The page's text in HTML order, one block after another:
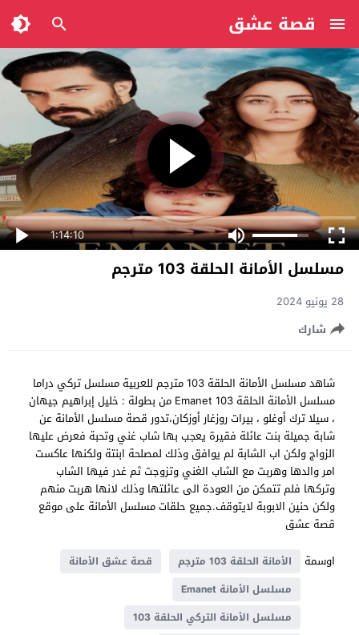
قصة عشق
1:14:10
مسلسل الأمانة الحلقة 103 مترجم
28 يونيو 2024
شارك
شاهد مسلسل الأمانة الحلقة 103 مترجم للعربية مسلسل تركي دراما
مسلسل الأمانة الحلقة 103 Emanet من بطولة : خليل إبراهيم جيهان
، سيلا ترك أوغلو ، بيرات روزغار أوزكان،تدور قصة مسلسل الأمانة عن
شابة جميلة بنت عائلة فقيرة يعجب بها شاب غني وتحبة فعرض عليها
الزواج ولكن اب الشابة لم يوافق وذلك لمصلحة ابنتة ولكنها عاكست
امر والدها وهربت مع الشاب الغني وتزوجت ثم غدر فيها الشاب
وتركها فلم تتمكن من العودة الى عائلتها وذلك لانها هربت منهم
ولكن حنين الابوبة لايتوقف.جميع حلقات مسلسل الأمانة على موقع
قصة عشق
اوسمة
الأمانة الحلقة 103 مترجم
قصة عشق الأمانة
مسلسل الأمانة Emanet
مسلسل الأمانة التركي الحلقة 103